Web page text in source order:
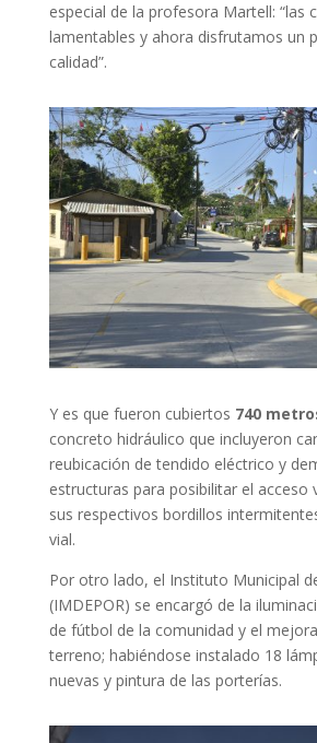
especial de la profesora Martell: “las
lamentables y ahora disfrutamos un
calidad”.
Y es que fueron cubiertos 740
concreto hidráulico que incluyeron
reubicación de tendido eléctrico y
estructuras para posibilitar el acceso
sus respectivos bordillos
vial.
Por otro lado, el Instituto Municipal
(IMDEPOR) se encargó de la
de fútbol de la comunidad y el
terreno; habiéndose instalado 18
nuevas y pintura de las porterías.